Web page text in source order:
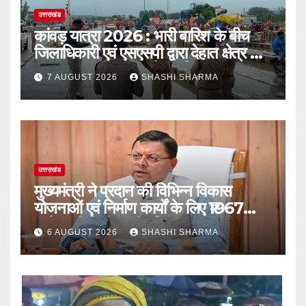
उत्तराखंड
कांवड़ यात्रा 2026 : भारी बारिश के बीच
जिलाधिकारी एवं एसएसपी द्वारा देहात क्षेत्र का
भ्रमण, सुरक्षा व्यवस्थाओं का लिया जायजा
7 AUGUST 2026 SHASHI SHARMA
उत्तराखंड
मुख्यमंत्री ने प्रदान की विभिन्न विकास
योजनाओं एवं निर्माण कार्यों के लिए ₹1967
करोड़ की वित्तीय स्वीकृति
6 AUGUST 2026 SHASHI SHARMA